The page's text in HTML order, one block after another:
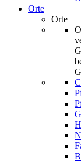
Orte
Orte